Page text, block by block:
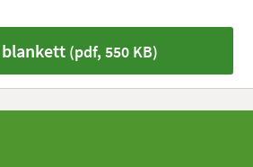
(pdf, 550 KB)